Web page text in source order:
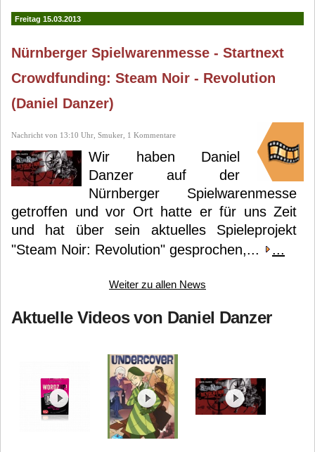
Freitag 15.03.2013
Nürnberger Spielwarenmesse - Startnext
Crowdfunding: Steam Noir - Revolution
(Daniel Danzer)
Nachricht von 13:10 Uhr, Smuker, 1 Kommentare
Wir haben Daniel
Danzer auf der
Nürnberger Spielwarenmesse
getroffen und vor Ort hatte er für uns Zeit
und hat über sein aktuelles Spieleprojekt
"Steam Noir: Revolution" gesprochen,...
...
Weiter zu allen News
Aktuelle Videos von Daniel Danzer